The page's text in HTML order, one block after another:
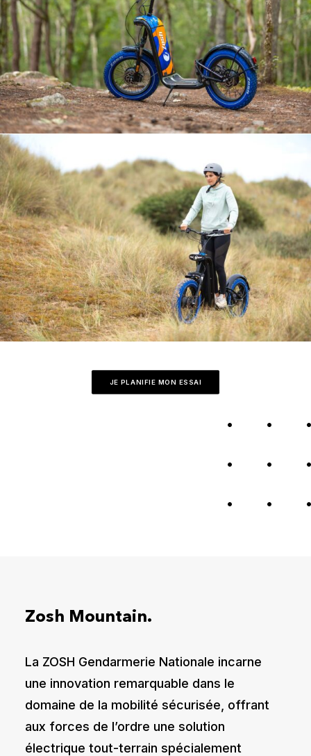
JE PLANIFIE MON ESSAI
Zosh Mountain.
La ZOSH Gendarmerie Nationale incarne
une innovation remarquable dans le
domaine de la mobilité sécurisée, offrant
aux forces de l’ordre une solution
électrique tout-terrain spécialement